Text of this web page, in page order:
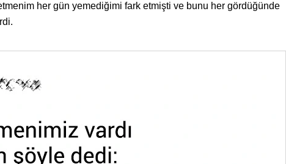
her gün yemediğimi fark etmişti ve bunu her gördüğünde